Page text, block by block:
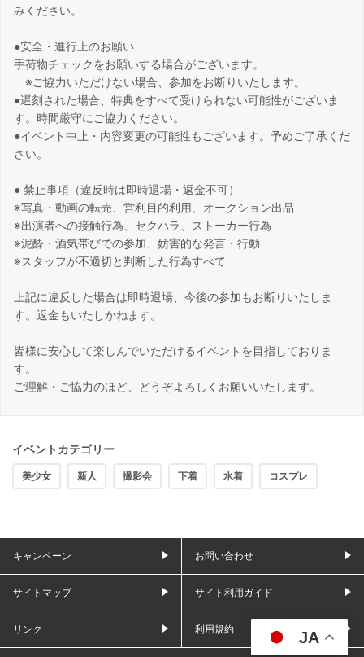
みください。
●安全・進行上のお願い
手荷物チェックをお願いする場合がございます。
※ご協力いただけない場合、参加をお断りいたします。
●遅刻された場合、特典をすべて受けられない可能性がございま
す。時間厳守にご協力ください。
●イベント中止・内容変更の可能性もございます。予めご了承くだ
さい。
● 禁止事項（違反時は即時退場・返金不可）
※写真・動画の転売、営利目的利用、オークション出品
※出演者への接触行為、セクハラ、ストーカー行為
※泥酔・酒気帯びでの参加、妨害的な発言・行動
※スタッフが不適切と判断した行為すべて
上記に違反した場合は即時退場、今後の参加もお断りいたしま
す。返金もいたしかねます。
皆様に安心して楽しんでいただけるイベントを目指しておりま
す。
ご理解・ご協力のほど、どうぞよろしくお願いいたします。
イベントカテゴリー
美少女 新人 撮影会 下着 水着 コスプレ
JA
キャンペーン お問い合わせ
サイトマップ サイト利用ガイド
リンク 利用規約